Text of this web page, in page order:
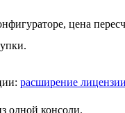
цена
расширение
одной консоли.